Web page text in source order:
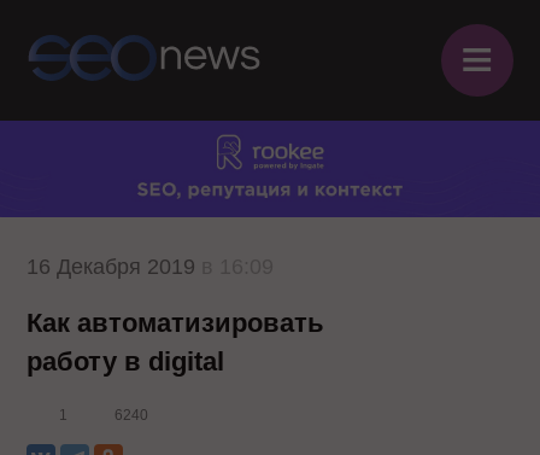
≡
16 Декабря 2019
Как автоматизировать
работу в digital
1 6240